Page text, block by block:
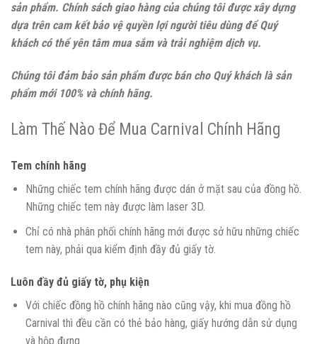
sản phẩm. Chính sách giao hàng của chúng tôi được xây dựng
dựa trên cam kết bảo vệ quyền lợi người tiêu dùng để Quý
khách có thể yên tâm mua sắm và trải nghiệm dịch vụ.
Chúng tôi đảm bảo sản phẩm được bán cho Quý khách là sản
phẩm mới 100% và chính hãng.
Làm Thế Nào Để Mua Carnival Chính Hãng
Tem chính hãng
Những chiếc tem chính hãng được dán ở mặt sau của đồng hồ.
Những chiếc tem này được làm laser 3D.
Chỉ có nhà phân phối chính hãng mới được sở hữu những chiếc
tem này, phải qua kiểm định đầy đủ giấy tờ.
Luôn đầy đủ giấy tờ, phụ kiện
Với chiếc đồng hồ chính hãng nào cũng vậy, khi mua đồng hồ
Carnival thì đều cần có thẻ bảo hàng, giấy hướng dẫn sử dụng
và hộp đựng.